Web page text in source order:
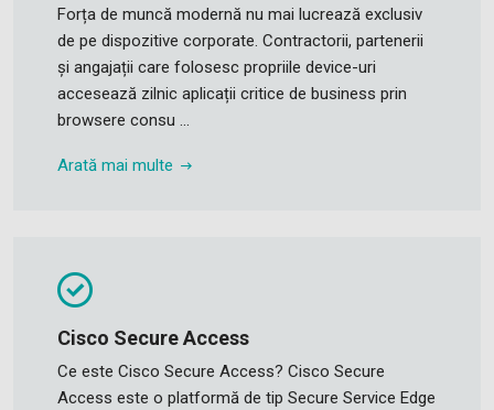
Forța de muncă modernă nu mai lucrează exclusiv
de pe dispozitive corporate. Contractorii, partenerii
și angajații care folosesc propriile device-uri
accesează zilnic aplicații critice de business prin
browsere consu ...
Arată mai multe
Cisco Secure Access
Ce este Cisco Secure Access? Cisco Secure
Access este o platformă de tip Secure Service Edge